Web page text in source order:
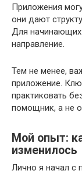
Приложения
они дают
Для начинающих
направление.
Тем не менее,
приложение.
практиковать
помощник, а не
Мой опыт:
изменилось
Лично я начал с